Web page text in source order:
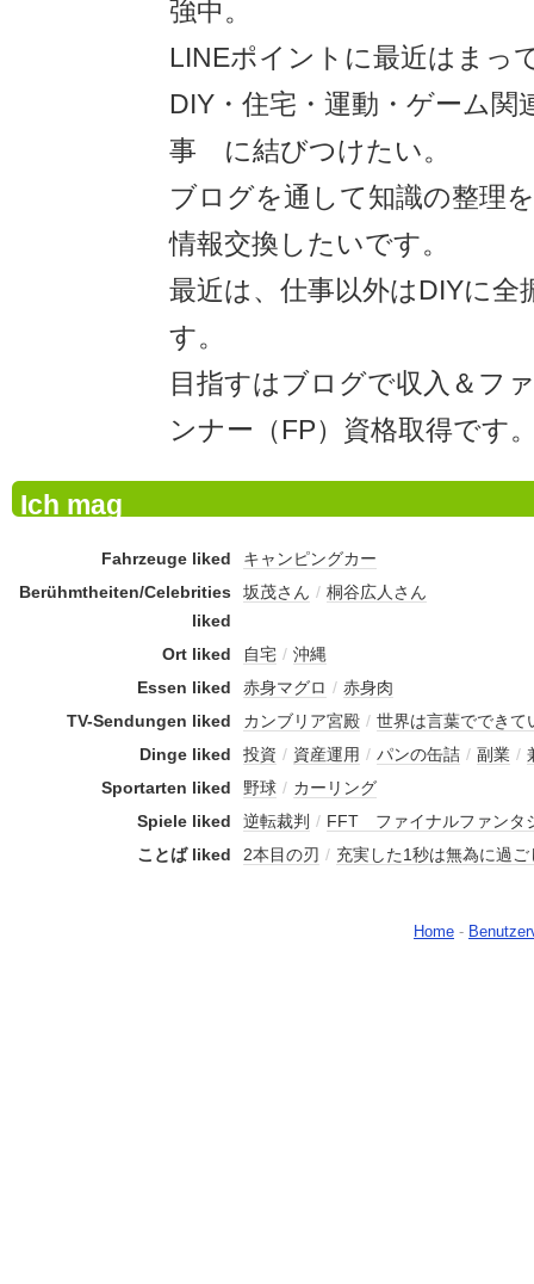
強中。
LINEポイントに最近はまっ
DIY・住宅・運動・ゲーム
事 に結びつけたい。
ブログを通して知識の整理
情報交換したいです。
最近は、仕事以外はDIYに全
す。
目指すはブログで収入＆フ
ンナー（FP）資格取得です
Ich mag
Fahrzeuge liked
キャンピングカー
Berühmtheiten/Celebrities
liked
坂茂さん / 桐谷広人さん
Ort liked 自宅 / 沖縄
Essen liked
赤身マグロ / 赤身肉
TV-Sendungen liked
カンブリア宮殿 / 世界は言葉でできて
Dinge liked
投資 / 資産運用 / パンの缶詰 / 副業 /
Sportarten liked
野球 / カーリング
Spiele liked
逆転裁判 / FFT ファイナルファンタ
ことば liked
2本目の刃 / 充実した1秒は無為に過
Home -